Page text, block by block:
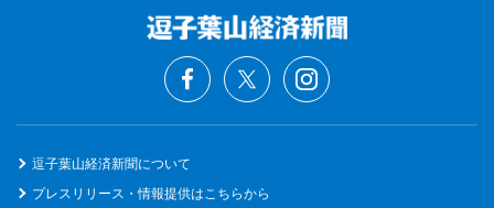
逗子葉山経済新聞について
プレスリリース・情報提供はこちらから